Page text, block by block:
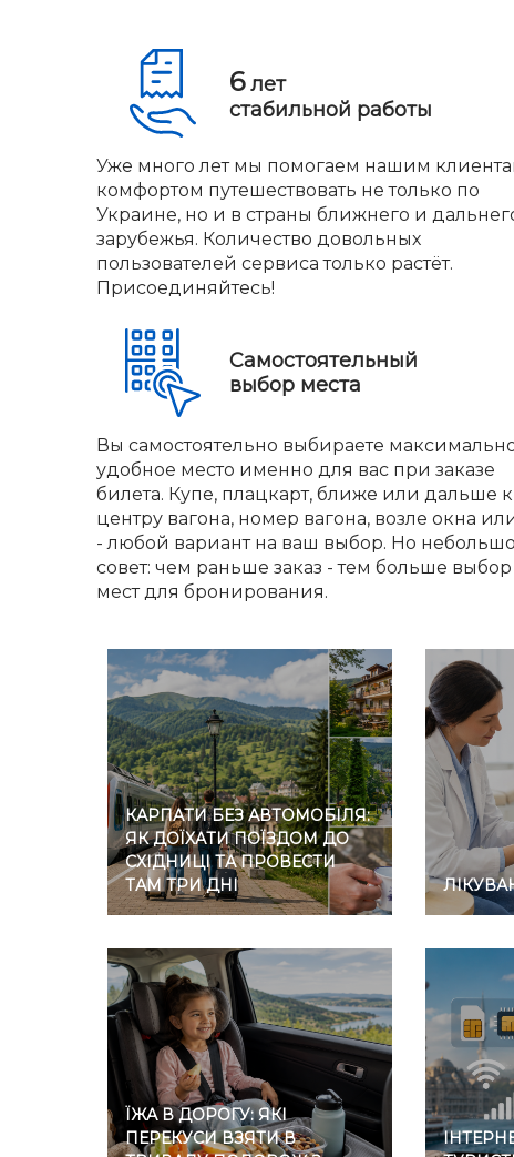
6лет
стабильной работы
Уже много лет мы помогаем нашим
комфортом путешествовать не только по
Украине, но и в страны ближнего и
зарубежья. Количество довольных
пользователей сервиса только растёт.
Присоединяйтесь!
Самостоятельный
выбор места
Вы самостоятельно выбираете
удобное место именно для вас при заказе
билета. Купе, плацкарт, ближе или дальше к
центру вагона, номер вагона, возле окна
- любой вариант на ваш выбор. Но
совет: чем раньше заказ - тем больше выбор
мест для бронирования.
КАРПАТИ БЕЗ АВТОМОБІЛЯ:
ЯК ДОЇХАТИ ПОЇЗДОМ ДО
СХІДНИЦІ ТА ПРОВЕСТИ
ТАМ ТРИ ДНІ
ЇЖА В ДОРОГУ: ЯКІ
ПЕРЕКУСИ ВЗЯТИ В